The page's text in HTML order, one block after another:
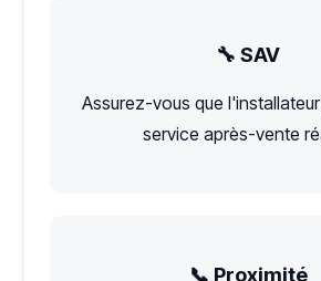
🔧 SAV
Assurez-vous que
service après-vente
📞 Proximité